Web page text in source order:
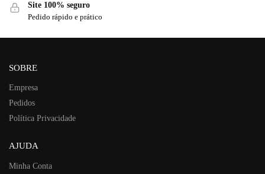
Site 100% seguro
Pedido rápido e prático
SOBRE
Empresa
Pedidos
Política Privacidade
AJUDA
Minha Conta